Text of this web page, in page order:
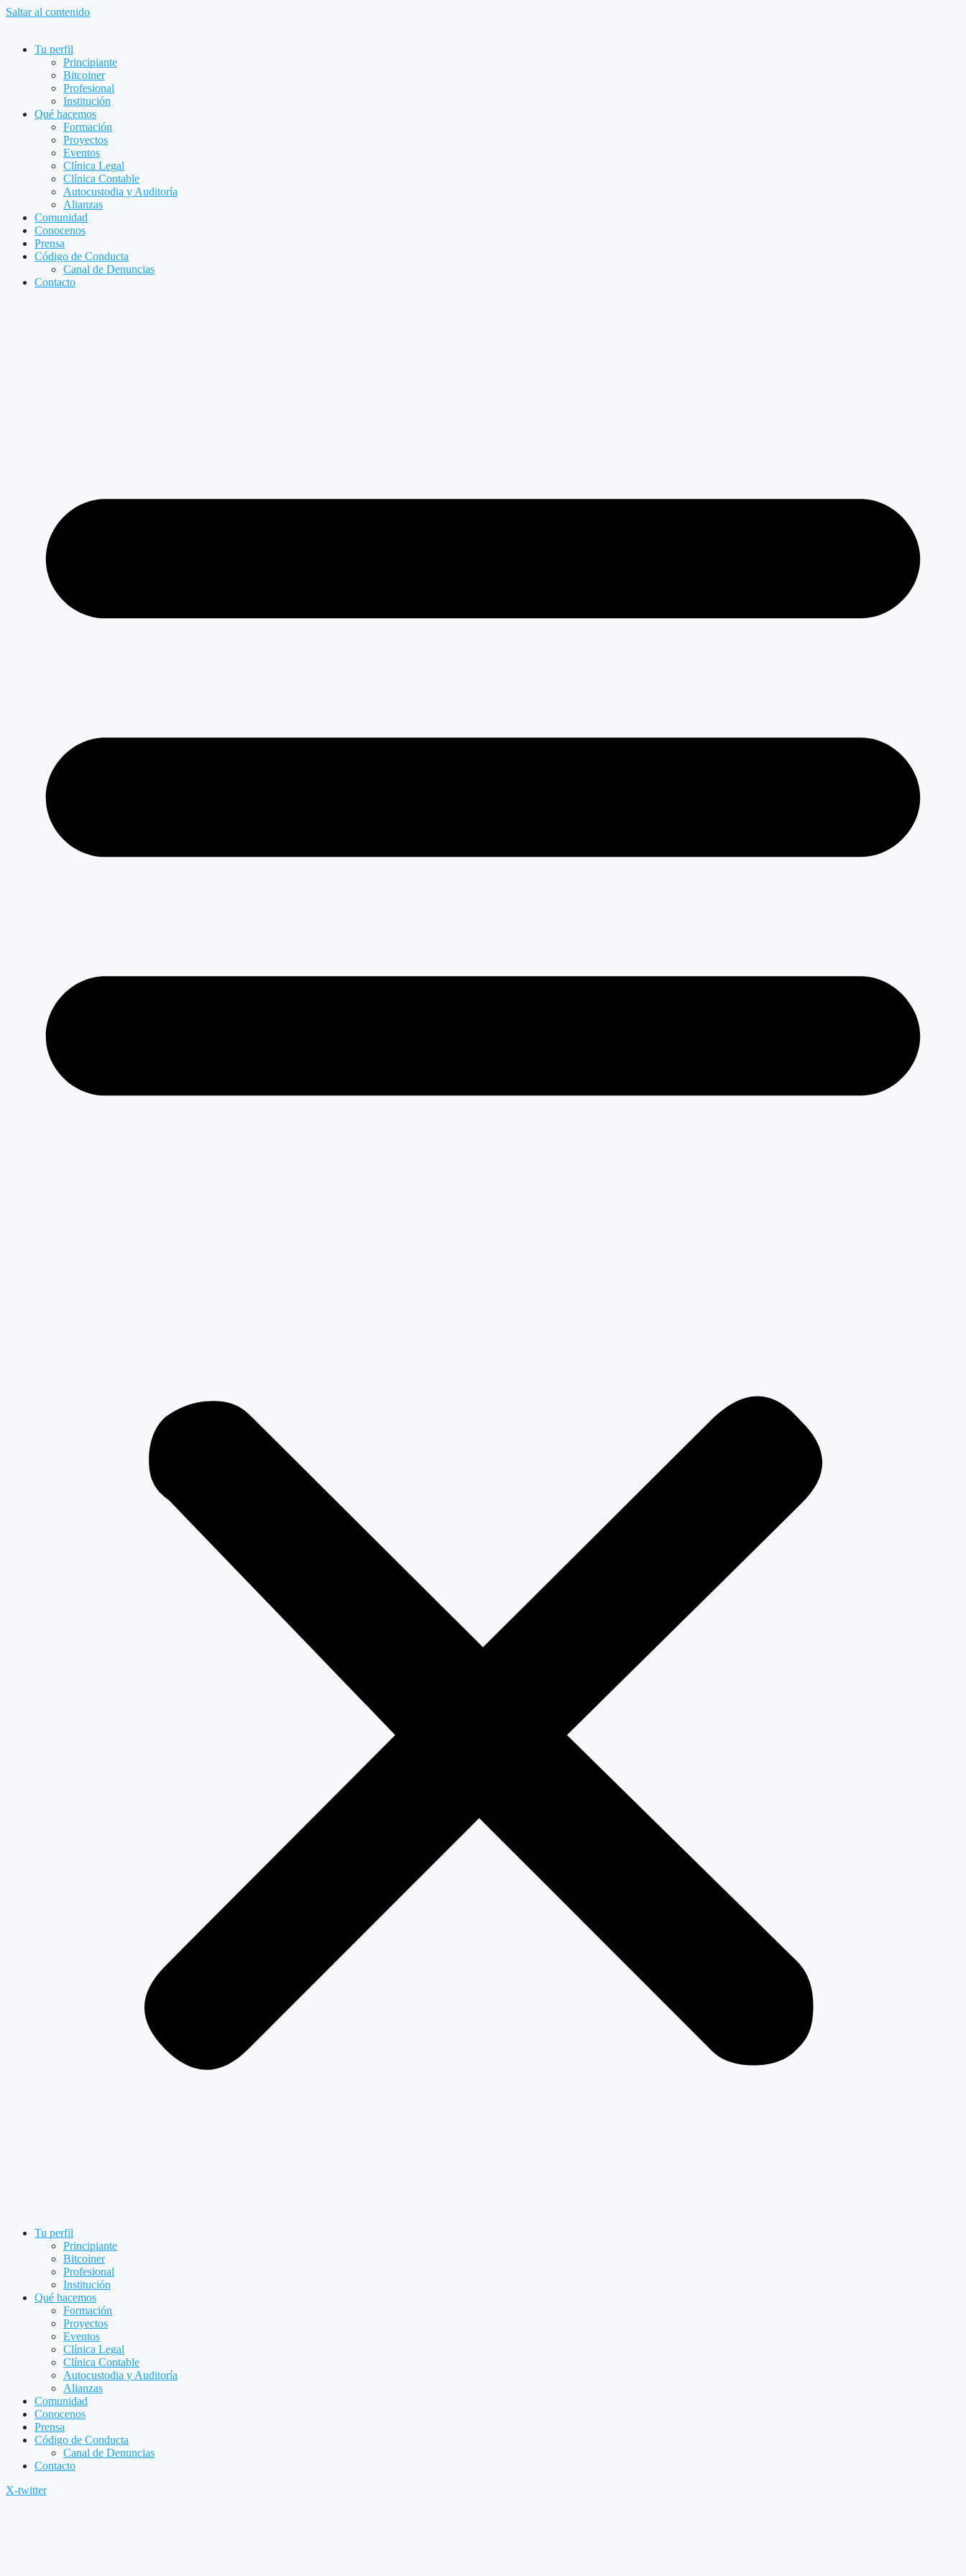
Saltar al contenido
Tu perfil
Principiante
Bitcoiner
Profesional
Institución
Qué hacemos
Formación
Proyectos
Eventos
Clínica Legal
Clínica Contable
Autocustodia y Auditoría
Alianzas
Comunidad
Conocenos
Prensa
Código de Conducta
Canal de Denuncias
Contacto
Tu perfil
Principiante
Bitcoiner
Profesional
Institución
Qué hacemos
Formación
Proyectos
Eventos
Clínica Legal
Clínica Contable
Autocustodia y Auditoría
Alianzas
Comunidad
Conocenos
Prensa
Código de Conducta
Canal de Denuncias
Contacto
X-twitter